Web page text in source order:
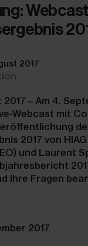
2017
2017 – Am 4.
Webcast mit
2017 von
und Laurent
Ihre Fragen
2017